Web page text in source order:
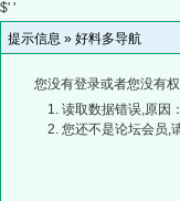
$' '
提示信息 » 好料多导航
您没有登录或者您没有
读取数据错误,原因
您还不是论坛会员,